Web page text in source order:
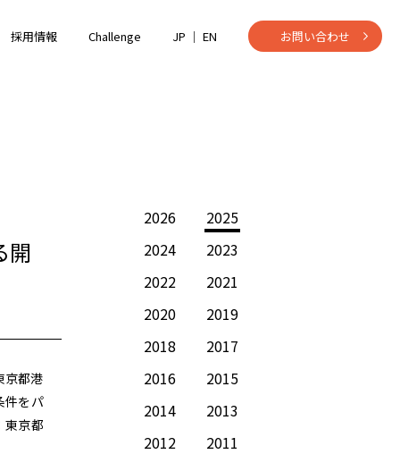
採用情報 Challenge JP ｜ EN お問い合わせ
開
京都港
件をパ
東京都
2026
2025
2024
2023
2022
2021
2020
2019
2018
2017
2016
2015
2014
2013
2012
2011